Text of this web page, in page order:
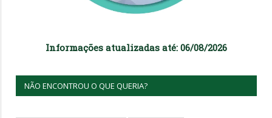
Informações atualizadas até: 06/08/2026
NÃO ENCONTROU O QUE QUERIA?